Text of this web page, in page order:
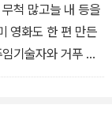
척 많고늘 내 등을
영화도 한 편 만든
기술자와 거푸 언
•람들은 내키는 대